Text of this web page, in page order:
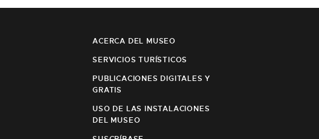
ACERCA DEL MUSEO
SERVICIOS TURÍSTICOS
PUBLICACIONES DIGITALES Y
GRATIS
USO DE LAS INSTALACIONES
DEL MUSEO